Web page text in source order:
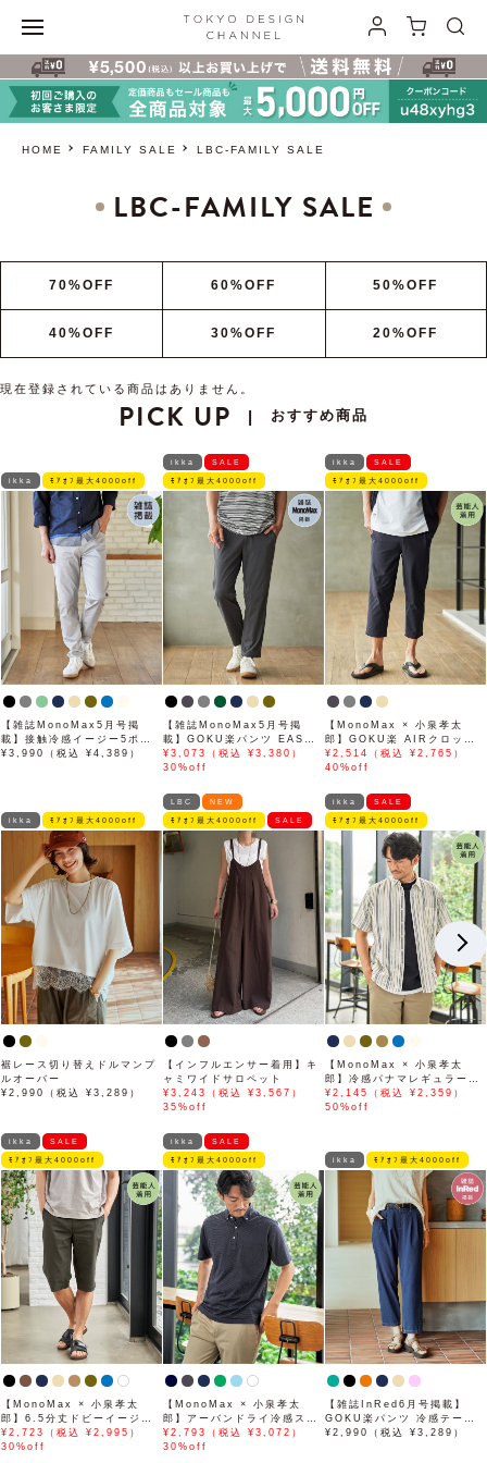
HOME FAMILY SALE LBC-FAMILY SALE
LBC-FAMILY SALE
70%OFF 60%OFF 50%OFF
40%OFF 30%OFF 20%OFF
現在登録されている商品はありません。
PICK UP | おすすめ商品
ikka ﾓｱｵﾌ最大4000off
【雑誌MonoMax5月号掲
載】接触冷感イージー5ポケ
ット
¥3,990（税込 ¥4,389）
ikka SALE
ﾓｱｵﾌ最大4000off
【雑誌MonoMax5月号掲
載】GOKU楽パンツ EASY
STRETCH 冷感アンクル
【接触冷感】「小泉孝太郎さ
¥3,073（税込 ¥3,380）
30%off
ikka SALE
ﾓｱｵﾌ最大4000off
【MonoMax × 小泉孝太
郎】GOKU楽 AIRクロップ
ドパンツ「小泉孝太郎さん着
用モデル」
¥2,514（税込 ¥2,765）
40%off
ikka ﾓｱｵﾌ最大4000off
裾レース切り替えドルマンプ
ルオーバー
¥2,990（税込 ¥3,289）
LBC NEW
ﾓｱｵﾌ最大4000off SALE
【インフルエンサー着用】キ
ャミワイドサロペット
¥3,243（税込 ¥3,567）
35%off
ikka SALE
ﾓｱｵﾌ最大4000off
【MonoMax × 小泉孝太
郎】冷感パナマレギュラーカ
ラー半袖シャツ「小泉孝太郎
さん着用モデル」
¥2,145（税込 ¥2,359）
50%off
ikka SALE
ﾓｱｵﾌ最大4000off
【MonoMax × 小泉孝太
郎】6.5分丈ドビーイージー
ハーフパンツ「小泉孝太郎さ
ん着用モデル」
¥2,723（税込 ¥2,995）
30%off
ikka SALE
ﾓｱｵﾌ最大4000off
【MonoMax × 小泉孝太
郎】アーバンドライ冷感スイ
スボタンダウンポロシャツ
「小泉孝太郎さん着用モデ
¥2,793（税込 ¥3,072）
30%off
ikka ﾓｱｵﾌ最大4000off
【雑誌InRed6月号掲載】
GOKU楽パンツ 冷感テーパ
ード【接触冷感】
¥2,990（税込 ¥3,289）